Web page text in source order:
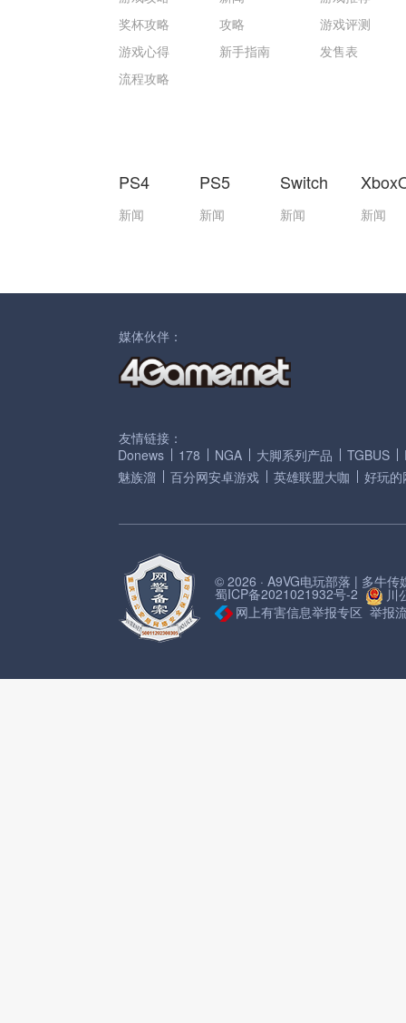
奖杯攻略
游戏心得
流程攻略
攻略
新手指南
游戏评测
发售表
PS4
新闻
PS5
新闻
Switch
新闻 新闻
媒体伙伴：
友情链接：
Donews
178 NGA 大脚系列产品 TGBUS
魅族溜
百分网安卓游戏 英雄联盟大咖 好玩的
© 2026 · A9VG电玩部落 | 多牛传
蜀ICP备2021021932号-2
川
网上有害信息举报专区 举报